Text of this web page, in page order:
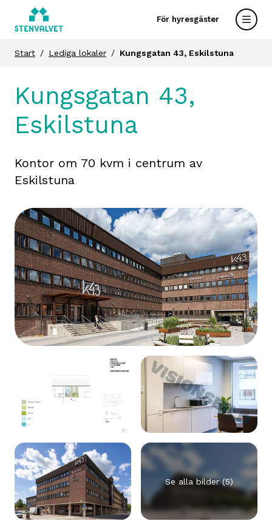
För hyresgäster
Start Lediga lokaler Kungsgatan 43, Eskilstuna
Kungsgatan 43,
Eskilstuna
Kontor om 70 kvm i centrum av
Eskilstuna
Se alla bilder (5)